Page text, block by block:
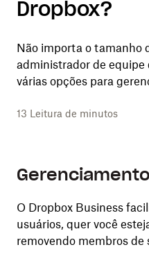
Dropbox?
Não importa o tamanho
administrador de equipe
várias opções para
13 Leitura de minutos
O Dropbox Business
usuários, quer você
removendo membros de